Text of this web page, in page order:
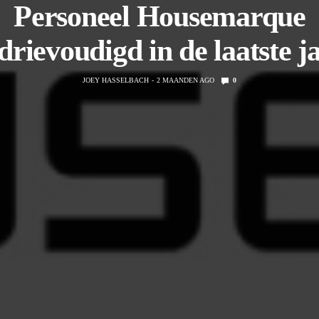
Personeel Housemarque
in de laatste
JOEY HASSELBACH 2 MAANDEN AGO 0